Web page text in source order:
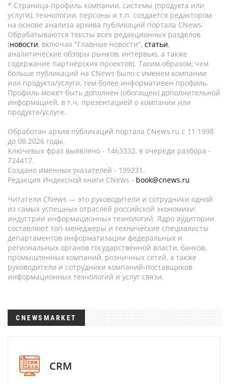
* Страница-профиль компании, системы (продукта или
услуги), технологии, персоны и т.п. создается редактором
на основе анализа архива публикаций портала CNews.
Обрабатываются тексты всех редакционных разделов
(новости, включая "Главные новости", статьи,
аналитические обзоры рынков, интервью, а также
содержание партнёрских проектов). Таким образом, чем
больше публикаций на CNews было с именем компании
или продукта/услуги, тем более информативен профиль.
Профиль может быть дополнен (обогащен) дополнительной
информацией, в т.ч. презентацией о компании или
продукте/услуге.
Обработан архив публикаций портала CNews.ru c 11.1998
до 08.2026 годы.
Ключевых фраз выявлено - 1463332, в очереди разбора -
724417.
Создано именных указателей - 199231.
Редакция Индексной книги CNews - book@cnews.ru
Читатели CNews — это руководители и сотрудники одной
из самых успешных отраслей российской экономики:
индустрии информационных технологий. Ядро аудитории
составляют топ-менеджеры и технические специалисты
департаментов информатизации федеральных и
региональных органов государственной власти, банков,
промышленных компаний, розничных сетей, а также
руководители и сотрудники компаний-поставщиков
информационных технологий и услуг связи.
CNEWSMARKET
CRM